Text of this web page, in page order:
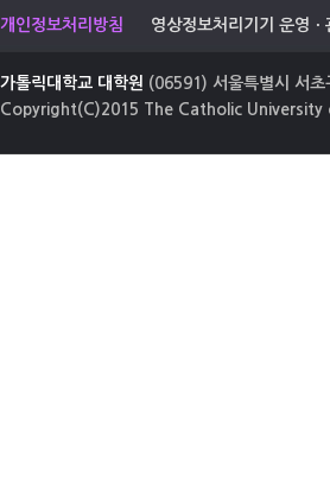
개인정보처리방침 영상정보처리기기 운영ㆍ
가톨릭대학교 대학원 (06591) 서울특별시 서
Copyright(C)2015 The Catholic